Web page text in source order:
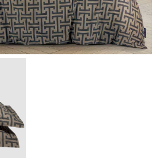
I agree with theTerms & Policies